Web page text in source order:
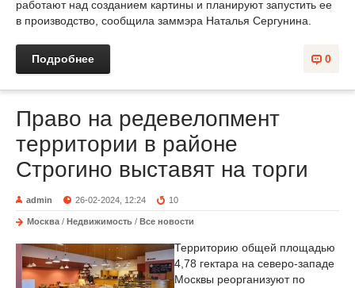
работают над созданием картины и планируют запустить ее
в производство, сообщила заммэра Наталья Сергунина.
0
Подробнее
Право на редевелопмент
территории в районе
Строгино выставят на торги
admin 26-02-2024, 12:24 10
Москва / Недвижимость / Все новости
Территорию общей площадью
4,78 гектара на северо-западе
Москвы реорганизуют по